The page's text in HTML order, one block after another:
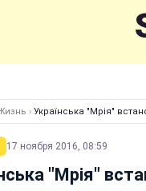
› Українська "Мрія"
17 ноября 2016, 08:59
"Мрія"